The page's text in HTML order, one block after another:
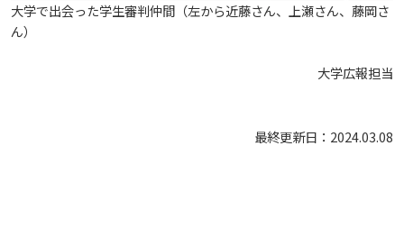
大学で出会った学生審判仲間（左から近藤さん、上瀬さん、藤岡さ
ん）
大学広報担当
最終更新日：2024.03.08